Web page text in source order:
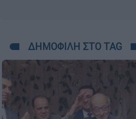
ΔΗΜΟΦΙΛΗ ΣΤΟ TAG